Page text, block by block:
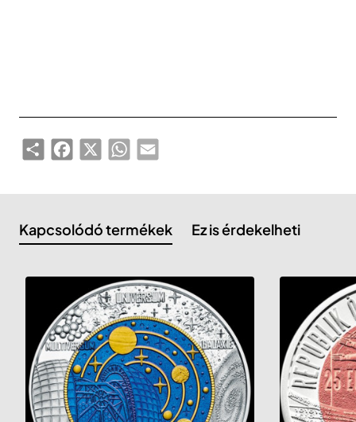
ShareFacebook
X WhatsAppEmail
Kapcsolódó termékek Ez is érdekelheti